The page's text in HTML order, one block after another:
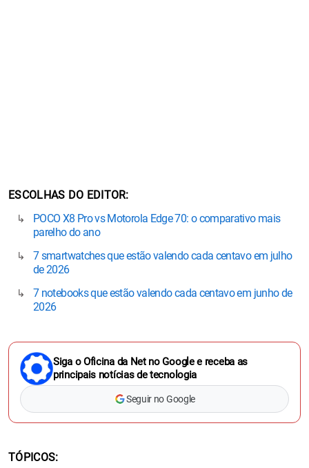
ESCOLHAS DO EDITOR
POCO X8 Pro vs Motorola Edge 70: o comparativo mais
parelho do ano
7 smartwatches que estão valendo cada centavo em julho
de 2026
7 notebooks que estão valendo cada centavo em junho de
2026
Siga o Oficina da Net no Google e receba as
principais notícias de tecnologia
Seguir no Google
TÓPICOS